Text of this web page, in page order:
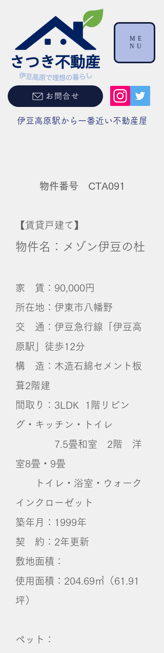
伊豆高原駅から一番近い不動産屋
お問合せ
ME
NU
物件番号 CTA091
【賃貸戸建て】
物件名：メゾン伊豆の杜
家 賃：90,000円
所在地：伊東市八幡野
交 通：伊豆急行線「伊豆高
原駅」徒歩12分
構 造：木造石綿セメント板
葺2階建
間取り：3LDK 1階リビン
グ・キッチン・トイレ
7.5畳和室 2階 洋
室8畳・9畳
​ トイレ・浴室・ウォーク
インクローゼット
築年月：1999年
契 約：2年更新
敷地面積：
使用面積：204.69㎡（61.91
坪）
ペット：